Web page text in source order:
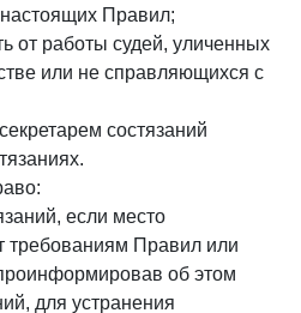
Правил;
от работы судей, уличенных
или не справляющихся с
состязаний
если место
требованиям Правил или
об этом
для устранения